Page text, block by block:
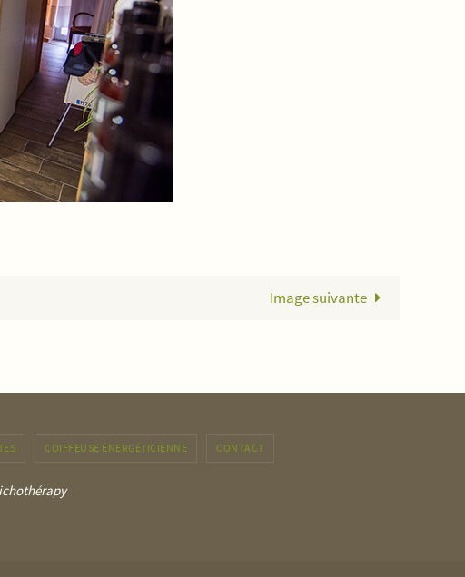
Image suivante
COIFFEUSE ÉNERGÉTICIENNE CONTACT